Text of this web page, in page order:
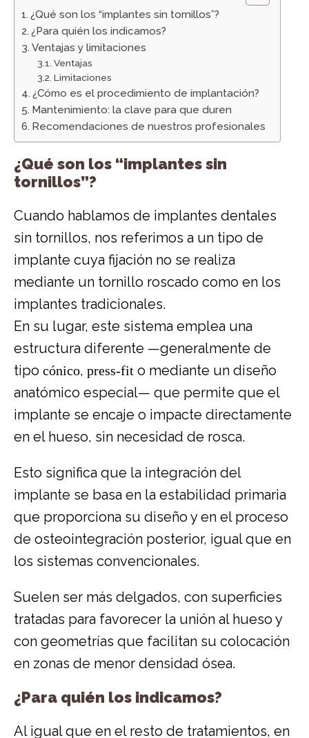
¿Qué son los “implantes sin tornillos”?
¿Para quién los indicamos?
Ventajas y limitaciones
Ventajas
Limitaciones
¿Cómo es el procedimiento de implantación?
Mantenimiento: la clave para que duren
Recomendaciones de nuestros profesionales
¿Qué son los “implantes sin
tornillos”?
Cuando hablamos de implantes dentales
sin tornillos, nos referimos a un tipo de
implante cuya fijación no se realiza
mediante un tornillo roscado como en los
implantes tradicionales.
En su lugar, este sistema emplea una
estructura diferente —generalmente de
tipo cónico, press-fit o mediante un diseño
anatómico especial— que permite que el
implante se encaje o impacte directamente
en el hueso, sin necesidad de rosca.
Esto significa que la integración del
implante se basa en la estabilidad primaria
que proporciona su diseño y en el proceso
de osteointegración posterior, igual que en
los sistemas convencionales.
Suelen ser más delgados, con superficies
tratadas para favorecer la unión al hueso y
con geometrías que facilitan su colocación
en zonas de menor densidad ósea.
¿Para quién los indicamos?
Al igual que en el resto de tratamientos, en